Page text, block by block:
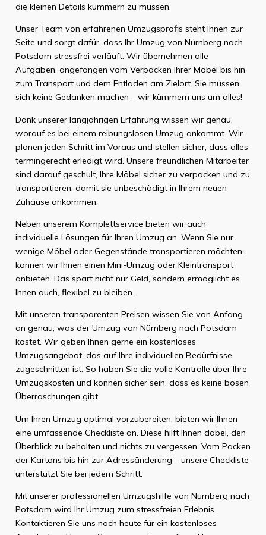
die kleinen Details kümmern zu müssen.
Unser Team von erfahrenen Umzugsprofis steht Ihnen zur
Seite und sorgt dafür, dass Ihr Umzug von Nürnberg nach
Potsdam stressfrei verläuft. Wir übernehmen alle
Aufgaben, angefangen vom Verpacken Ihrer Möbel bis hin
zum Transport und dem Entladen am Zielort. Sie müssen
sich keine Gedanken machen – wir kümmern uns um alles!
Dank unserer langjährigen Erfahrung wissen wir genau,
worauf es bei einem reibungslosen Umzug ankommt. Wir
planen jeden Schritt im Voraus und stellen sicher, dass alles
termingerecht erledigt wird. Unsere freundlichen Mitarbeiter
sind darauf geschult, Ihre Möbel sicher zu verpacken und zu
transportieren, damit sie unbeschädigt in Ihrem neuen
Zuhause ankommen.
Neben unserem Komplettservice bieten wir auch
individuelle Lösungen für Ihren Umzug an. Wenn Sie nur
wenige Möbel oder Gegenstände transportieren möchten,
können wir Ihnen einen Mini-Umzug oder Kleintransport
anbieten. Das spart nicht nur Geld, sondern ermöglicht es
Ihnen auch, flexibel zu bleiben.
Mit unseren transparenten Preisen wissen Sie von Anfang
an genau, was der Umzug von Nürnberg nach Potsdam
kostet. Wir geben Ihnen gerne ein kostenloses
Umzugsangebot, das auf Ihre individuellen Bedürfnisse
zugeschnitten ist. So haben Sie die volle Kontrolle über Ihre
Umzugskosten und können sicher sein, dass es keine bösen
Überraschungen gibt.
Um Ihren Umzug optimal vorzubereiten, bieten wir Ihnen
eine umfassende Checkliste an. Diese hilft Ihnen dabei, den
Überblick zu behalten und nichts zu vergessen. Vom Packen
der Kartons bis hin zur Adressänderung – unsere Checkliste
unterstützt Sie bei jedem Schritt.
Mit unserer professionellen Umzugshilfe von Nürnberg nach
Potsdam wird Ihr Umzug zum stressfreien Erlebnis.
Kontaktieren Sie uns noch heute für ein kostenloses